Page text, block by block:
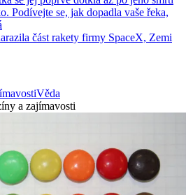
Podívejte se, jak dopadla vaše řeka,
část rakety firmy SpaceX, Zemi
Věda
a zajímavosti